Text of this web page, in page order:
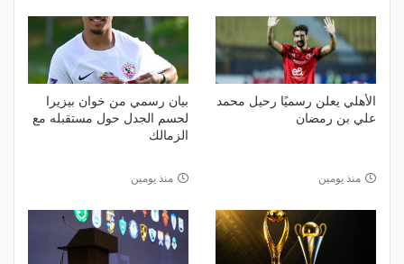
الأهلي يعلن رسميًا رحيل محمد
علي بن رمضان
منذ يومين
بيان رسمي من خوان بيزيرا
لحسم الجدل حول مستقبله مع
الزمالك
منذ يومين